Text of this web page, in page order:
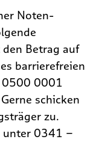
Noten-
Betrag auf
barrierefreien
0500 0001
Gerne schicken
zu.
unter 0341 –